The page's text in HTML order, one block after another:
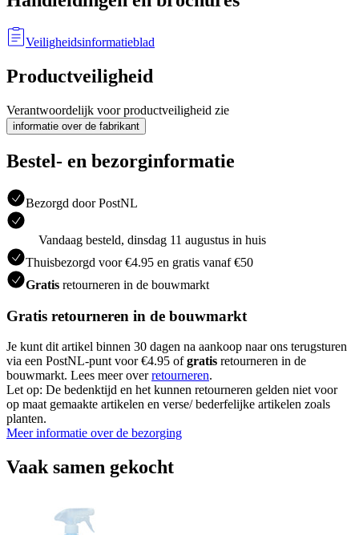
Veiligheidsinformatieblad
Productveiligheid
Verantwoordelijk voor productveiligheid zie
informatie over de fabrikant
Bestel- en bezorginformatie
Bezorgd door PostNL
Vandaag besteld, dinsdag 11 augustus in huis
Thuisbezorgd voor €4.95 en gratis vanaf €50
Gratis retourneren in de bouwmarkt
Gratis retourneren in de bouwmarkt
Je kunt dit artikel binnen 30 dagen na aankoop naar ons terugsturen
via een PostNL-punt voor €4.95 ofgratis retourneren in de
bouwmarkt. Lees meer overretourneren.
Let op: De bedenktijd en het kunnen retourneren gelden niet voor
op maat gemaakte artikelen en verse/ bederfelijke artikelen zoals
planten.
Meer informatie over de bezorging
Vaak samen gekocht